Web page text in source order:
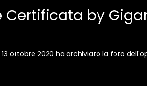
Certificata by
ottobre 2020 ha archiviato la foto